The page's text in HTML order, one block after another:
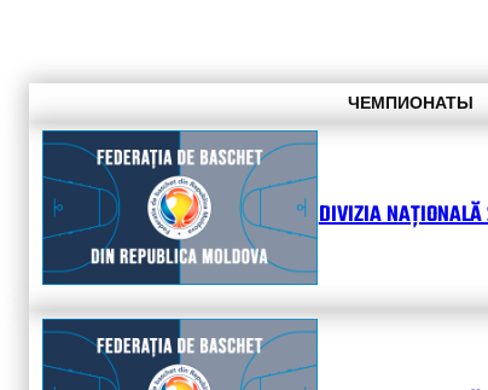
ЧЕМПИОНАТЫ
DIVIZIA